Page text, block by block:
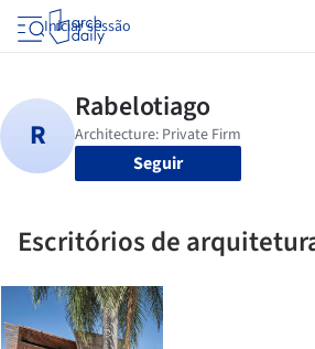
Iniciar sessão
Seguir
Escritórios de